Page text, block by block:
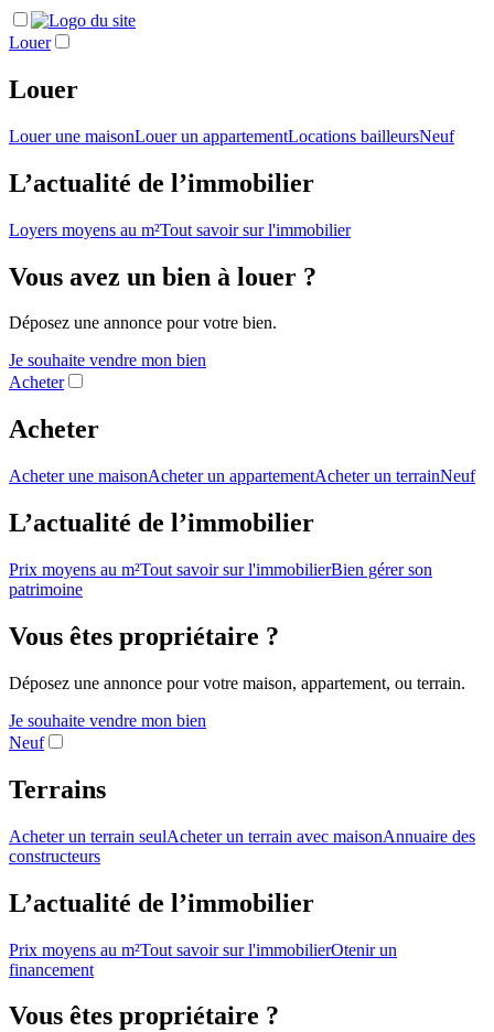
Louer
Louer
Louer une maisonLouer un appartementLocations bailleursNeuf
L’actualité de l’immobilier
Loyers moyens au m²Tout savoir sur l'immobilier
Vous avez un bien à louer ?
Déposez une annonce pour votre bien.
Je souhaite vendre mon bien
Acheter
Acheter
Acheter une maisonAcheter un appartementAcheter un terrainNeuf
L’actualité de l’immobilier
Prix moyens au m²Tout savoir sur l'immobilierBien gérer son
patrimoine
Vous êtes propriétaire ?
Déposez une annonce pour votre maison, appartement, ou terrain.
Je souhaite vendre mon bien
Neuf
Terrains
Acheter un terrain seulAcheter un terrain avec maisonAnnuaire des
constructeurs
L’actualité de l’immobilier
Prix moyens au m²Tout savoir sur l'immobilierOtenir un
financement
Vous êtes propriétaire ?